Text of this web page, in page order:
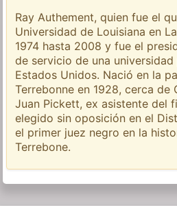
Ray Authement, quien fue el
Universidad de Louisiana en
1974 hasta 2008 y fue el
de servicio de una
Estados Unidos. Nació en la
Terrebonne en 1928, cerca de
Juan Pickett, ex asistente del
elegido sin oposición en el
el primer juez negro en la
Terrebone.